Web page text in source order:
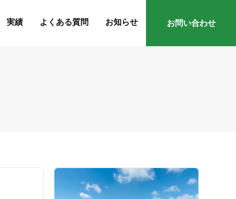
実績 よくある質問 お知らせ お問い合わせ